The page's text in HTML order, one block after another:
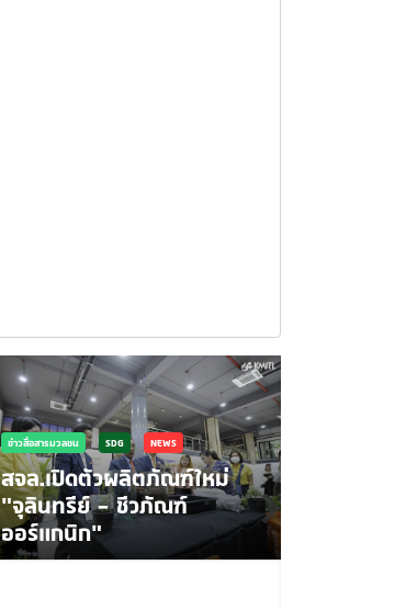
ข่าวสื่อสารมวลชน SDG NEWS
สจล.เปิดตัวผลิตภัณฑ์ใหม่
“จุลินทรีย์ – ชีวภัณฑ์
ออร์แกนิก”